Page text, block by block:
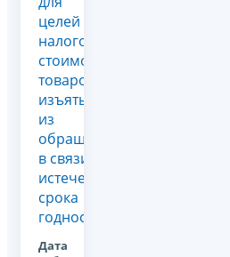
целей
налогообложения
стоимости
товаров,
изъятых
из
обращения
в связи с
истечением
срока
годности.
Дата